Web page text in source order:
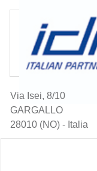
Via Isei, 8/10
GARGALLO
28010 (NO) - Italia